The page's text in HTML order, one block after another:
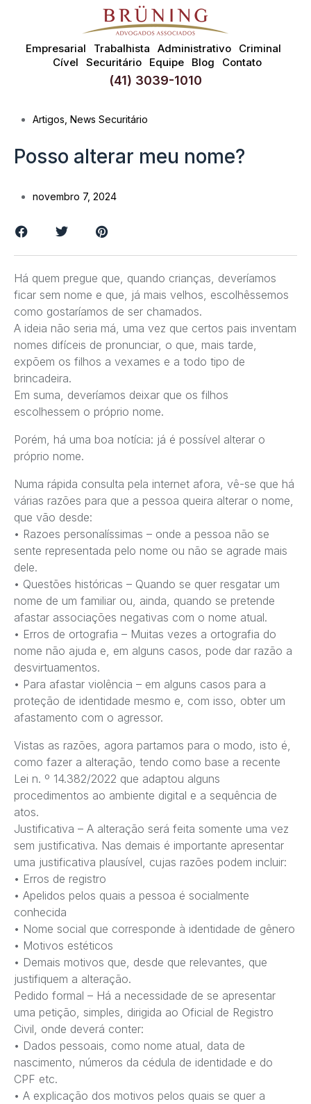
Empresarial Trabalhista Administrativo
Criminal
Cível
Securitário Equipe Blog Contato
(41) 3039-1010
Artigos ,News Securitário
Posso alterar meu nome?
novembro 7, 2024
Há quem pregue que, quando crianças, deveríamos
ficar sem nome e que, já mais velhos, escolhêssemos
como gostaríamos de ser chamados.
A ideia não seria má, uma vez que certos pais inventam
nomes difíceis de pronunciar, o que, mais tarde,
expõem os filhos a vexames e a todo tipo de
brincadeira.
Em suma, deveríamos deixar que os filhos
escolhessem o próprio nome.
Porém, há uma boa notícia: já é possível alterar o
próprio nome.
Numa rápida consulta pela internet afora, vê-se que há
várias razões para que a pessoa queira alterar o nome,
que vão desde:
• Razoes personalíssimas – onde a pessoa não se
sente representada pelo nome ou não se agrade mais
dele.
• Questões históricas – Quando se quer resgatar um
nome de um familiar ou, ainda, quando se pretende
afastar associações negativas com o nome atual.
• Erros de ortografia – Muitas vezes a ortografia do
nome não ajuda e, em alguns casos, pode dar razão a
desvirtuamentos.
• Para afastar violência – em alguns casos para a
proteção de identidade mesmo e, com isso, obter um
afastamento com o agressor.
Vistas as razões, agora partamos para o modo, isto é,
como fazer a alteração, tendo como base a recente
Lei n. º 14.382/2022 que adaptou alguns
procedimentos ao ambiente digital e a sequência de
atos.
Justificativa – A alteração será feita somente uma vez
sem justificativa. Nas demais é importante apresentar
uma justificativa plausível, cujas razões podem incluir:
• Erros de registro
• Apelidos pelos quais a pessoa é socialmente
conhecida
• Nome social que corresponde à identidade de gênero
• Motivos estéticos
• Demais motivos que, desde que relevantes, que
justifiquem a alteração.
Pedido formal – Há a necessidade de se apresentar
uma petição, simples, dirigida ao Oficial de Registro
Civil, onde deverá conter:
• Dados pessoais, como nome atual, data de
nascimento, números da cédula de identidade e do
CPF etc.
• A explicação dos motivos pelos quais se quer a